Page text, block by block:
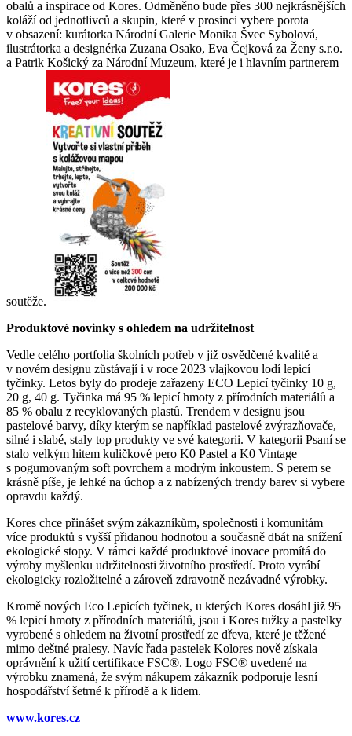
obalů a inspirace od Kores. Odměněno bude přes 300 nejkrásnějších
koláží od jednotlivců a skupin, které v prosinci vybere porota
v obsazení: kurátorka Národní Galerie Monika Švec Sybolová,
ilustrátorka a designérka Zuzana Osako, Eva Čejková za Ženy s.r.o.
a Patrik Košický za Národní Muzeum, které je i hlavním partnerem
soutěže.
Produktové novinky s ohledem na udržitelnost
Vedle celého portfolia školních potřeb v již osvědčené kvalitě a
v novém designu zůstávají i v roce 2023 vlajkovou lodí lepicí
tyčinky. Letos byly do prodeje zařazeny ECO Lepicí tyčinky 10 g,
20 g, 40 g. Tyčinka má 95 % lepicí hmoty z přírodních materiálů a
85 % obalu z recyklovaných plastů. Trendem v designu jsou
pastelové barvy, díky kterým se například pastelové zvýrazňovače,
silné i slabé, staly top produkty ve své kategorii. V kategorii Psaní se
stalo velkým hitem kuličkové pero K0 Pastel a K0 Vintage
s pogumovaným soft povrchem a modrým inkoustem. S perem se
krásně píše, je lehké na úchop a z nabízených trendy barev si vybere
opravdu každý.
Kores chce přinášet svým zákazníkům, společnosti i komunitám
více produktů s vyšší přidanou hodnotou a současně dbát na snížení
ekologické stopy. V rámci každé produktové inovace promítá do
výroby myšlenku udržitelnosti životního prostředí. Proto vyrábí
ekologicky rozložitelné a zároveň zdravotně nezávadné výrobky.
Kromě nových Eco Lepicích tyčinek, u kterých Kores dosáhl již 95
% lepicí hmoty z přírodních materiálů, jsou i Kores tužky a pastelky
vyrobené s ohledem na životní prostředí ze dřeva, které je těžené
mimo deštné pralesy. Navíc řada pastelek Kolores nově získala
oprávnění k užití certifikace FSC®. Logo FSC® uvedené na
výrobku znamená, že svým nákupem zákazník podporuje lesní
hospodářství šetrné k přírodě a k lidem.
www.kores.cz